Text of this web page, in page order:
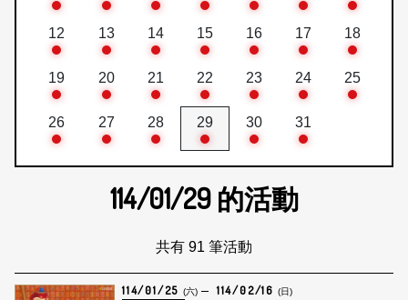
12 13 14 15 16 17 18
19 20 21 22 23 24 25
26 27 28 29 30 31
114/01/29 的活動
共有 91 筆活動
114/01/25 (六) 114/02/16 (日)